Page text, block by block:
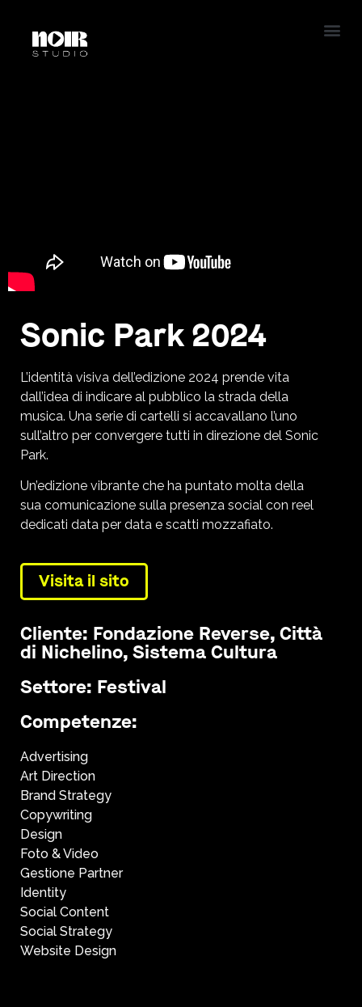
Sonic Park 2024
L’identità visiva dell’edizione 2024 prende vita
dall’idea di indicare al pubblico la strada della
musica. Una serie di cartelli si accavallano l’uno
sull’altro per convergere tutti in direzione del Sonic
Park.
Un’edizione vibrante che ha puntato molta della
sua comunicazione sulla presenza social con reel
dedicati data per data e scatti mozzafiato.
Visita il sito
Cliente: Fondazione Reverse, Città
di Nichelino, Sistema Cultura
Settore: Festival
Competenze:
Advertising
Art Direction
Brand Strategy
Copywriting
Design
Foto & Video
Gestione Partner
Identity
Social Content
Social Strategy
Website Design